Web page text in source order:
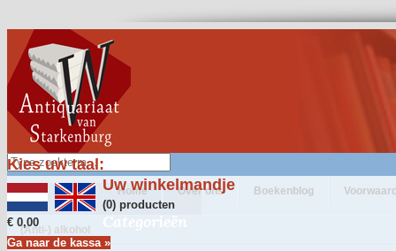
Kies uw taal:
Uw winkelmandje
(0) producten
€ 0,00
Ga naar de kassa »
Home Over ons Boekenblog
Categorieën
(Anti-) alkohol